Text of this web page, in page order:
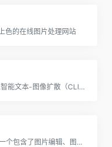
色的在线图片处理网站
Stability AI 公司开发的一款人工智能文本-图像扩散（CLIP）模型
一个万能图片在线编辑器，这是一个包含了图片编辑、图片无损放大变清晰、一键智能抠图、AI去除水印、文件格式转换等多种功能的图片处理聚合类工具